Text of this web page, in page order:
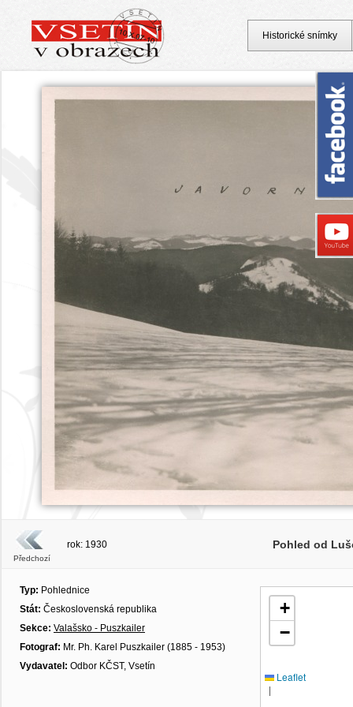
Předchozí
rok: 1930 Pohled od
Typ: Pohlednice
Stát: Československá republika
Sekce: Valašsko - Puszkailer
Fotograf: Mr. Ph. Karel Puszkailer (1885 - 1953)
Vydavatel: Odbor KČST, Vsetín
+
−
Leaflet
|
Historické snímky